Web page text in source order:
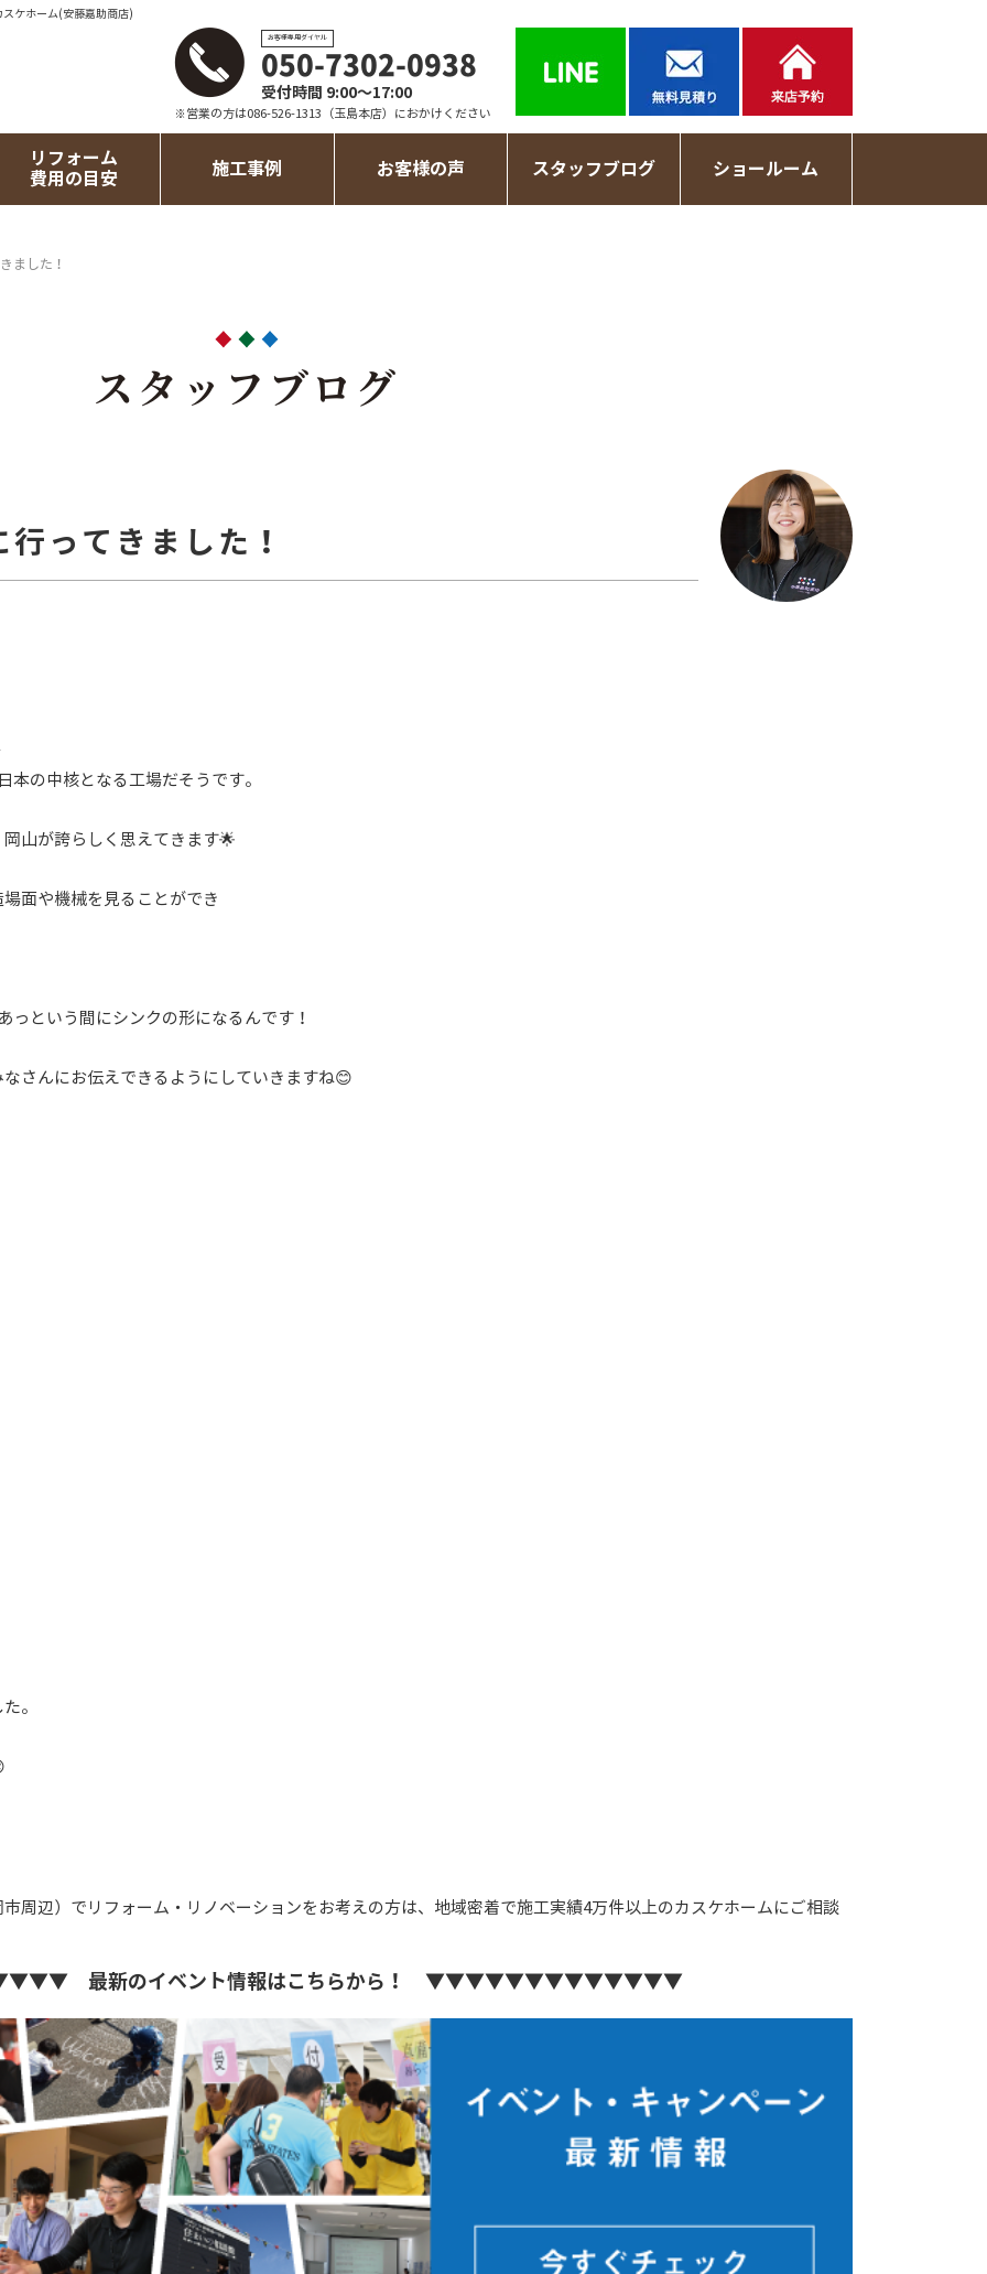
スケホーム(安藤嘉助商店)
お客様専用ダイヤル
050-7302-0938
受付時間 9:00～17:00
※営業の方は086-526-1313（玉島本店）におかけください
リフォーム
費用の目安
施工事例 お客様の声 スタッフブログ ショールーム
ました！
スタッフブログ
ってきました！
の中核となる工場だそうです。
山が誇らしく思えてきます🌟
面や機械を見ることができ
という間にシンクの形になるんです！
さんにお伝えできるようにしていきますね😊
。
周辺）でリフォーム・リノベーションをお考えの方は、地域密着で施工実績4万件以上のカスケホームにご相談
最新のイベント情報はこちらから！ ▼▼▼▼▼▼▼▼▼▼▼▼▼